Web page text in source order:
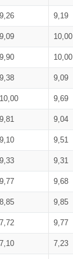
9,26 9,19
9,09 10,00
9,90 10,00
9,38 9,09
10,00 9,69
9,81 9,04
9,10 9,51
9,33 9,31
9,77 9,68
8,85 9,85
7,72 9,77
7,10 7,23